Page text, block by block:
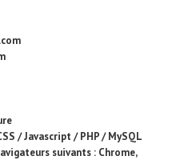
/ Javascript / PHP / MySQL
suivants : Chrome,